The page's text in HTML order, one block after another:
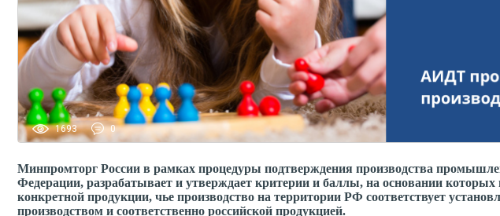
1693 0
Минпромторг России в рамках процедуры подтверждения производства
Федерации, разрабатывает и утверждает критерии и баллы, на основании
конкретной продукции, чье производство на территории РФ соответствует
производством и соответственно российской продукцией.